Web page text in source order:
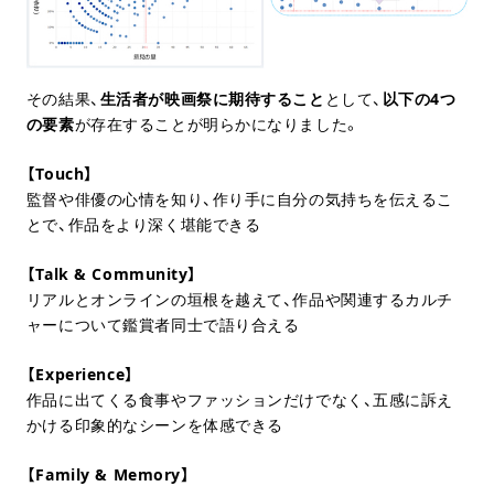
その結果、 生活者が映画祭に期待すること として、 以下の4つ
の要素が存在することが明らかになりました。
【Touch】
監督や俳優の心情を知り、作り手に自分の気持ちを伝えるこ
とで、作品をより深く堪能できる
【Talk & Community】
リアルとオンラインの垣根を越えて、作品や関連するカルチ
ャーについて鑑賞者同士で語り合える
【Experience】
作品に出てくる食事やファッションだけでなく、五感に訴え
かける印象的なシーンを体感できる
【Family & Memory】